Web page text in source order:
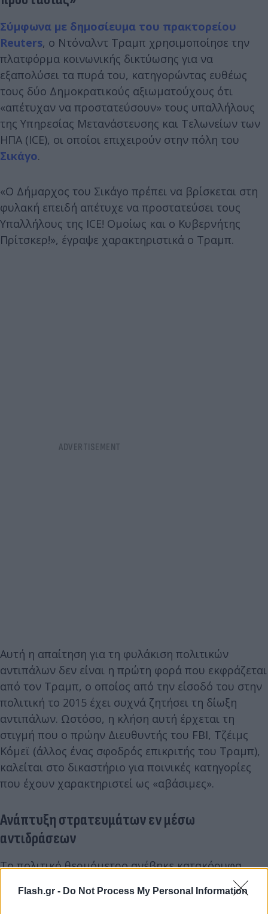
Flash.gr - Do Not Process My Personal Information
Σύμφωνα με δημοσίευμα του πρακτορείου
Reuters, ο Ντόναλντ Τραμπ χρησιμοποίησε την
πλατφόρμα κοινωνικής δικτύωσης για να
εξαπολύσει τα πυρά του, κατηγορώντας ευθέως
τους δύο Δημοκρατικούς αξιωματούχους ότι
«απέτυχαν να προστατεύσουν» τους υπαλλήλους
της Υπηρεσίας Μετανάστευσης και Τελωνείων των
ΗΠΑ (ICE), οι οποίοι επιχειρούν στην πόλη του
Σικάγο.
«Ο Δήμαρχος του Σικάγο πρέπει να βρίσκεται στη
φυλακή επειδή απέτυχε να προστατεύσει τους
Υπαλλήλους της ICE! Ομοίως και ο Κυβερνήτης
Πρίτσκερ!», έγραψε χαρακτηριστικά ο Τραμπ.
Αυτή η απαίτηση για τη φυλάκιση πολιτικών
αντιπάλων δεν είναι η πρώτη φορά που εκφράζεται
από τον Τραμπ, ο οποίος από την είσοδό του στην
πολιτική το 2015 έχει συχνά ζητήσει τη δίωξη
αντιπάλων. Ωστόσο, η κλήση αυτή έρχεται τη
στιγμή που ο πρώην Διευθυντής του FBI, Τζέιμς
Κόμεϊ (άλλος ένας σφοδρός επικριτής του Τραμπ),
καλείται στο δικαστήριο για ποινικές κατηγορίες
που έχουν χαρακτηριστεί ως «αβάσιμες».
Ανάπτυξη στρατευμάτων εν μέσω
αντιδράσεων
Το πολιτικό θερμόμετρο ανέβηκε κατακόρυφα
εκατοντάδων στρατιωτών της Εθνοφρουράς του